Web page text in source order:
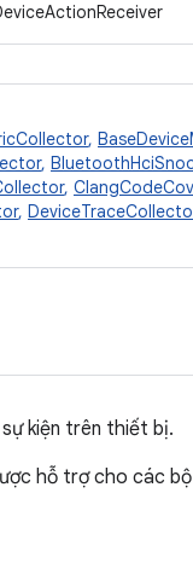
,
,
,
,
kiện trên thiết bị.
hỗ trợ cho các